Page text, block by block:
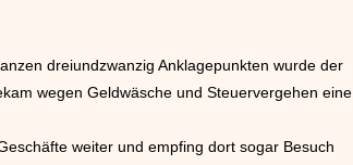
dreiundzwanzig Anklagepunkten wurde der
wegen Geldwäsche und Steuervergehen eine
weiter und empfing dort sogar Besuch